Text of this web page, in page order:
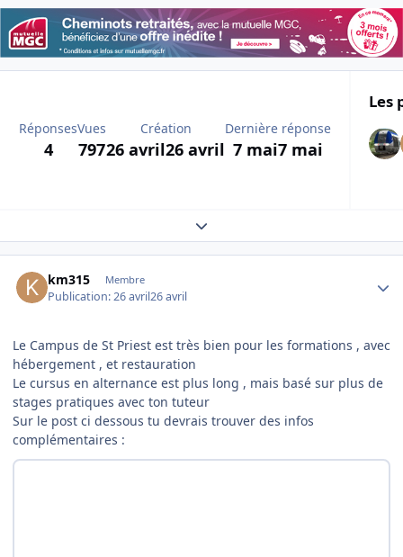
Réponses
4
Vues
797
Création
26 avril26 avril
Dernière réponse
7 mai7 mai
Les
Expand topic overview
km315 Membre
Publication:26 avril26 avril
Le Campus de St Priest est très bien pour les formations , avec
hébergement , et restauration
Le cursus en alternance est plus long , mais basé sur plus de
stages pratiques avec ton tuteur
Sur le post ci dessous tu devrais trouver des infos
complémentaires :